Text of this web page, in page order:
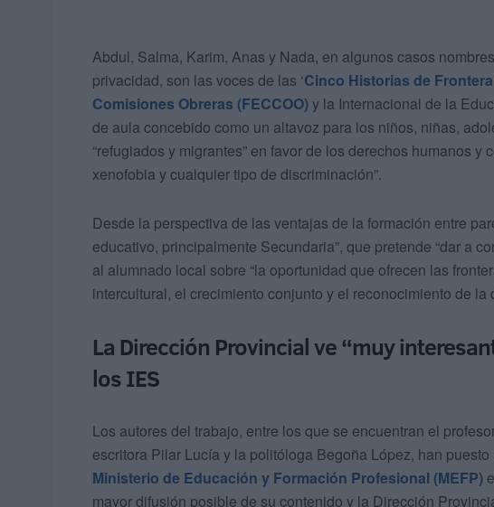
Abdul, Salma, Karim, Anas y Nada, en algunos casos
privacidad, son las voces de las ‘Cinco Historias de Frontera
Comisiones Obreras (FECCOO)y la Internacional de la
de aula concebido como un altavoz para los niños, niñas,
“refugiados y migrantes” en favor de los derechos humanos y
xenofobia y cualquier tipo de discriminación”.
Desde la perspectiva de las ventajas de la formación entre
educativo, principalmente Secundaria”, que pretende “dar a
al alumnado local sobre “la oportunidad que ofrecen las
intercultural, el crecimiento conjunto y el reconocimiento de la
La Dirección Provincial ve “muy
los IES
Los autores del trabajo, entre los que se encuentran el
escritora Pilar Lucía y la politóloga Begoña López, han
Ministerio de Educación y Formación Profesional (MEFP)
mayor difusión posible de su contenido y la Dirección